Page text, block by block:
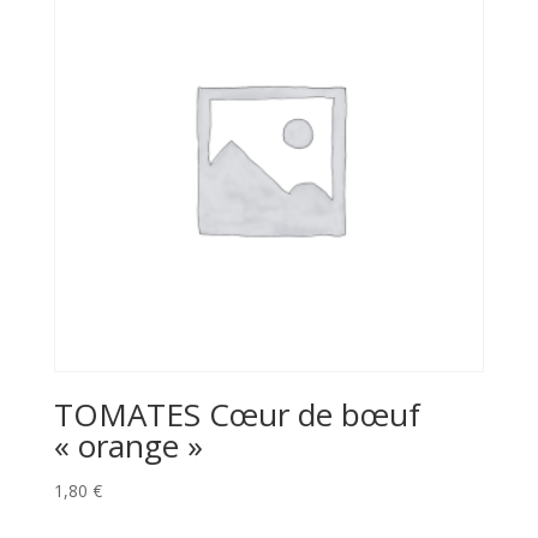
TOMATES Cœur de bœuf
« orange »
1,80 €